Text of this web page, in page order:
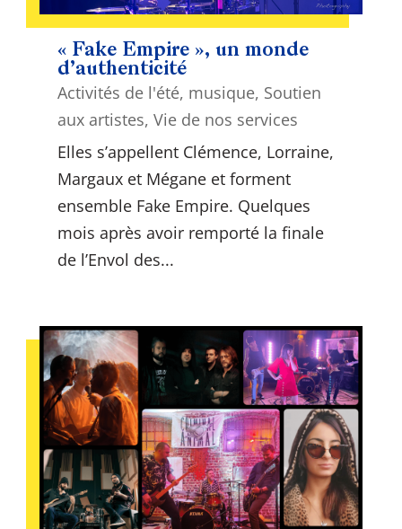
« Fake Empire », un monde
d’authenticité
Activités de l'été, musique, Soutien
aux artistes, Vie de nos services
Elles s’appellent Clémence, Lorraine,
Margaux et Mégane et forment
ensemble Fake Empire. Quelques
mois après avoir remporté la finale
de l’Envol des...